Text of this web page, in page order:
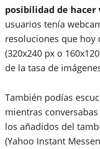
posibilidad de hacer
usuarios tenía
resoluciones que hoy
(320x240 px o
de la tasa de
También podías
mientras
los añadidos del
(Yahoo Instant